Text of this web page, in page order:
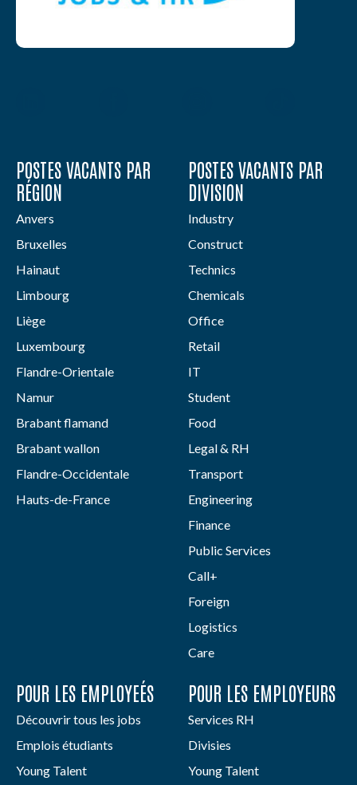
POSTES VACANTS PAR
RÉGION
Anvers
Bruxelles
Hainaut
Limbourg
Liège
Luxembourg
Flandre-Orientale
Namur
Brabant flamand
Brabant wallon
Flandre-Occidentale
Hauts-de-France
POSTES VACANTS PAR
DIVISION
Industry
Construct
Technics
Chemicals
Office
Retail
IT
Student
Food
Legal & RH
Transport
Engineering
Finance
Public Services
Call+
Foreign
Logistics
Care
POUR LES EMPLOYEÉS
Découvrir tous les jobs
Emplois étudiants
Young Talent
POUR LES EMPLOYEURS
Services RH
Divisies
Young Talent